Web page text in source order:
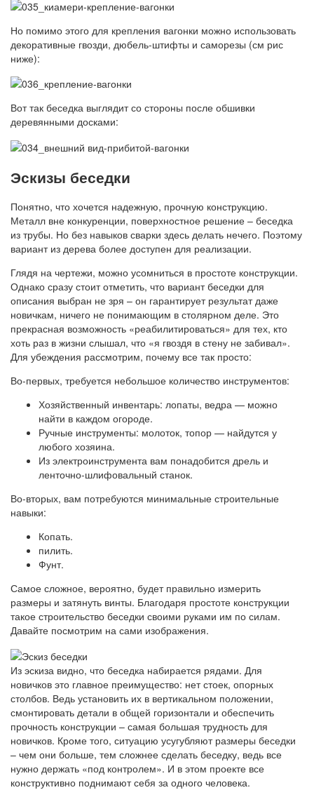
Но помимо этого для крепления вагонки можно использовать
декоративные гвозди, дюбель-штифты и саморезы (см рис
ниже):
Вот так беседка выглядит со стороны после обшивки
деревянными досками:
Эскизы беседки
Понятно, что хочется надежную, прочную конструкцию.
Металл вне конкуренции, поверхностное решение – беседка
из трубы. Но без навыков сварки здесь делать нечего. Поэтому
вариант из дерева более доступен для реализации.
Глядя на чертежи, можно усомниться в простоте конструкции.
Однако сразу стоит отметить, что вариант беседки для
описания выбран не зря – он гарантирует результат даже
новичкам, ничего не понимающим в столярном деле. Это
прекрасная возможность «реабилитироваться» для тех, кто
хоть раз в жизни слышал, что «я гвоздя в стену не забивал».
Для убеждения рассмотрим, почему все так просто:
Во-первых, требуется небольшое количество инструментов:
Хозяйственный инвентарь: лопаты, ведра — можно
найти в каждом огороде.
Ручные инструменты: молоток, топор — найдутся у
любого хозяина.
Из электроинструмента вам понадобится дрель и
ленточно-шлифовальный станок.
Во-вторых, вам потребуются минимальные строительные
навыки:
Копать.
пилить.
Фунт.
Самое сложное, вероятно, будет правильно измерить
размеры и затянуть винты. Благодаря простоте конструкции
такое строительство беседки своими руками им по силам.
Давайте посмотрим на сами изображения.
Из эскиза видно, что беседка набирается рядами. Для
новичков это главное преимущество: нет стоек, опорных
столбов. Ведь установить их в вертикальном положении,
смонтировать детали в общей горизонтали и обеспечить
прочность конструкции – самая большая трудность для
новичков. Кроме того, ситуацию усугубляют размеры беседки
– чем они больше, тем сложнее сделать беседку, ведь все
нужно держать «под контролем». И в этом проекте все
конструктивно поднимают себя за одного человека.